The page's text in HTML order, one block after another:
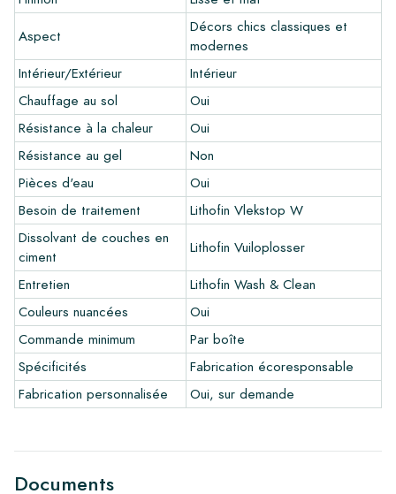
Vous souhaitez créer un carreau qui s'harmonise parfaitement
avec les autres couleurs de votre intérieur? Visitez notre
programme de conception via ce lien et laissez libre cours à
votre créativité.
Garantie
La période de garantie est toujours d'un an après la livraison.
La garantie couvre uniquement les défauts de fabrication et
en cas d'utilisation de nos produits de pose et d'entretien
Lithofin. Aucune réclamation ne peut être faite pour les
carreaux déjà installés.
Liens
•Programme de dessin pour créer votre propre carreau
•En savoir plus sur nos carrelages
•Consultez nos brochures
•Produits d'entretien
Aspect
Décors chics classiques et
modernes
Intérieur/Extérieur
Intérieur
Chauffage au sol
Oui
Résistance à la chaleur
Oui
Résistance au gel
Non
Pièces d'eau
Oui
Besoin de traitement
Lithofin Vlekstop W
Dissolvant de couches en
ciment
Lithofin Vuiloplosser
Entretien
Lithofin Wash & Clean
Couleurs nuancées
Oui
Commande minimum
Par boîte
Spécificités
Fabrication écoresponsable
Fabrication personnalisée
Oui, sur demande
Documents